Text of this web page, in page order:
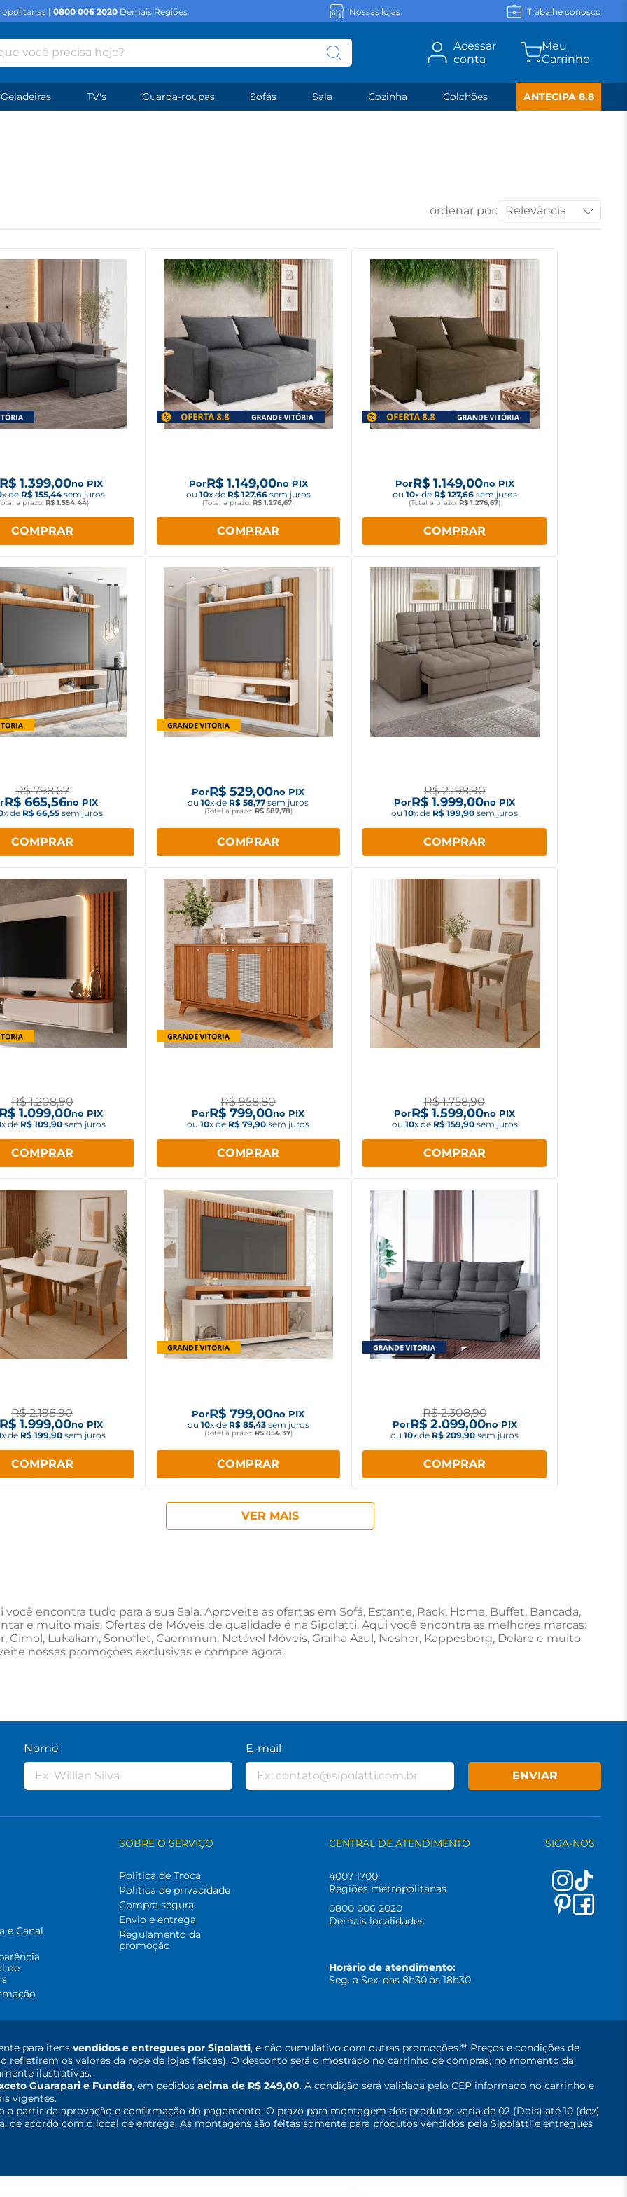
| 0800 006 2020 Demais Regiões Nossas lojas Trabalhe conosco
você precisa hoje?
Acessar
conta
Geladeiras TV's Guarda-roupas Sofás Sala Cozinha Colchões ANTECIPA 8.8
ordenar por: Relevância
1.399,00no PIX
x de R$ 155,44sem juros
a prazo:R$ 1.554,44)
COMPRAR
PorR$ 1.149,00no PIX
ou 10x de R$ 127,66sem juros
(Total a prazo:R$ 1.276,67)
COMPRAR
PorR$ 1.149,00no PIX
ou 10x de R$ 127,66sem juros
(Total a prazo:R$ 1.276,67)
COMPRAR
R$ 798,67
R$ 665,56no PIX
x de R$ 66,55 sem juros
COMPRAR
PorR$ 529,00no PIX
ou10x de R$ 58,77 sem juros
(Total a prazo: R$ 587,78)
COMPRAR
R$ 2.198,90
PorR$ 1.999,00no PIX
ou10x de R$ 199,90 sem juros
COMPRAR
R$ 1.208,90
R$ 1.099,00no PIX
x de R$ 109,90sem juros
COMPRAR
R$ 958,80
PorR$ 799,00no PIX
ou10x de R$ 79,90 sem juros
COMPRAR
R$ 1.758,90
PorR$ 1.599,00no PIX
ou 10x de R$ 159,90sem juros
COMPRAR
R$ 2.198,90
1.999,00no PIX
x de R$ 199,90sem juros
COMPRAR
PorR$ 799,00no PIX
ou 10x de R$ 85,43sem juros
(Total a prazo: R$ 854,37)
COMPRAR
R$ 2.308,90
PorR$ 2.099,00no PIX
ou10x de R$ 209,90 sem juros
COMPRAR
você encontra tudo para a sua Sala. Aproveite as ofertas em Sofá, Estante, Rack, Home, Buffet, Bancada,
e muito mais. Ofertas de Móveis de qualidade é na Sipolatti. Aqui você encontra as melhores marcas:
Cimol, Lukaliam, Sonoflet, Caemmun, Notável Móveis, Gralha Azul, Nesher, Kappesberg, Delare e muito
nossas promoções exclusivas e compre agora.
Nome E-mail
ENVIAR
e Canal
de
SOBRE O SERVIÇO
Política de Troca
Politica de privacidade
Compra segura
Envio e entrega
Regulamento da
promoção
CENTRAL DE ATENDIMENTO
4007 1700
Regiões metropolitanas
0800 006 2020
Demais localidades
Horário de atendimento:
Seg. a Sex. das 8h30 às 18h30
SIGA-NOS
para itens vendidos e entregues por Sipolatti, e não cumulativo com outras promoções.** Preços e condições de
refletirem os valores da rede de lojas físicas). O desconto será o mostrado no carrinho de compras, no momento da
ilustrativas.
Guarapari e Fundão, em pedidos acima de R$ 249,00. A condição será validada pelo CEP informado no carrinho e
vigentes.
a partir da aprovação e confirmação do pagamento. O prazo para montagem dos produtos varia de 02 (Dois) até 10 (dez)
acordo com o local de entrega. As montagens são feitas somente para produtos vendidos pela Sipolatti e entregues